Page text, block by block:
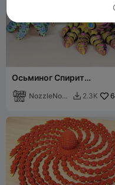
Осьминог Спирит
NozzleNook
 2.3K